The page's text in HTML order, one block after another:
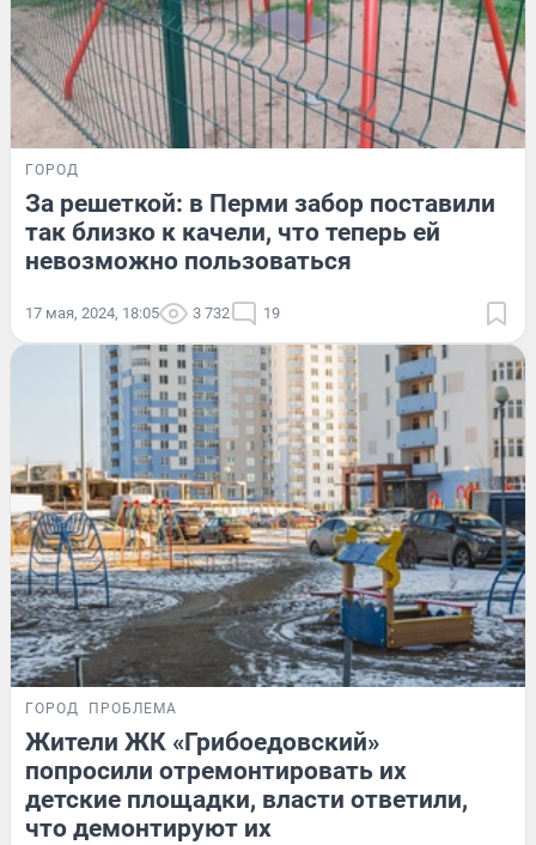
ГОРОД
За решеткой: в Перми забор поставили
так близко к качели, что теперь ей
невозможно пользоваться
17 мая, 2024, 18:05 3 732 19
ГОРОД ПРОБЛЕМА
Жители ЖК «Грибоедовский»
попросили отремонтировать их
детские площадки, власти ответили,
что демонтируют их